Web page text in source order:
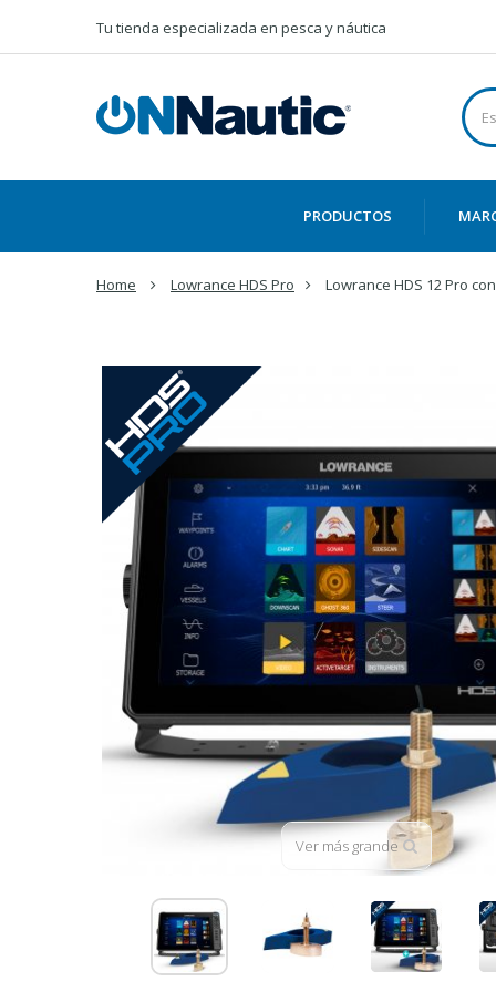
Tu tienda especializada en pesca y náutica
PRODUCTOS
Home Lowrance HDS Pro Lowrance HDS 12 Pro
Ver más grande